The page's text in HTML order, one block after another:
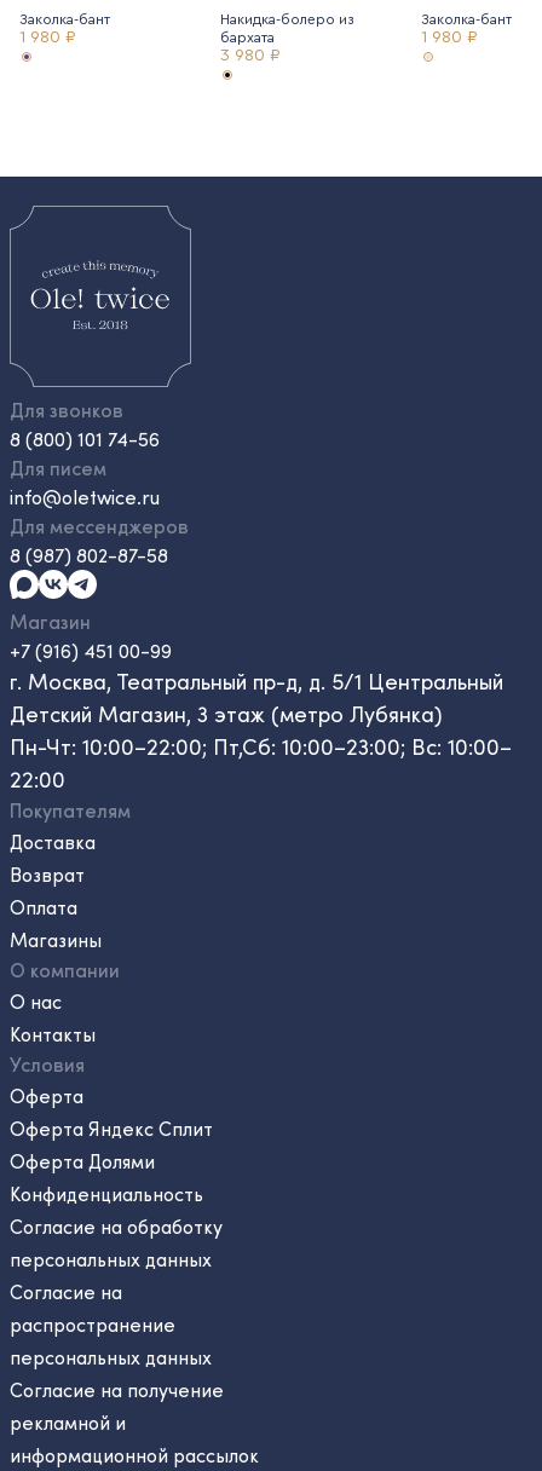
Заколка-бант
1 980 ₽
Накидка-болеро из
бархата
3 980 ₽
Заколка-бант
1 980 ₽
Для звонков
8 (800) 101 74-56
Для писем
info@oletwice.ru
Для мессенджеров
8 (987) 802-87-58
Магазин
+7 (916) 451 00-99
г. Москва, Театральный пр-д, д. 5/1 Центральный
Детский Магазин, 3 этаж (метро Лубянка)
Пн-Чт: 10:00–22:00; Пт,Сб: 10:00–23:00; Вс: 10:00–
22:00
Покупателям
Доставка
Возврат
Оплата
Магазины
О компании
О нас
Контакты
Условия
Оферта
Оферта Яндекс Сплит
Оферта Долями
Конфиденциальность
Согласие на обработку
персональных данных
Согласие на
распространение
персональных данных
Согласие на получение
рекламной и
информационной рассылок